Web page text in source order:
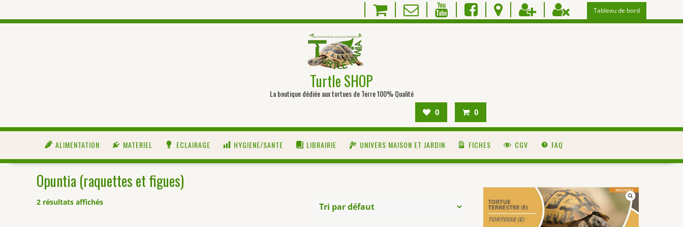
Tableau de bord
Turtle SHOP
La boutique dédiée aux tortues de Terre 100% Qualité
0 0
ALIMENTATION MATERIEL ECLAIRAGE HYGIENE/SANTE LIBRAIRIE UNIVERS MAISON ET JARDIN FICHES CGV FAQ
Opuntia (raquettes et figues)
2 résultats affichés